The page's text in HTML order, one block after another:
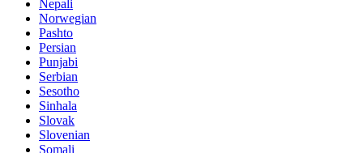
Nepali
Norwegian
Pashto
Persian
Punjabi
Serbian
Sesotho
Sinhala
Slovak
Slovenian
Somali